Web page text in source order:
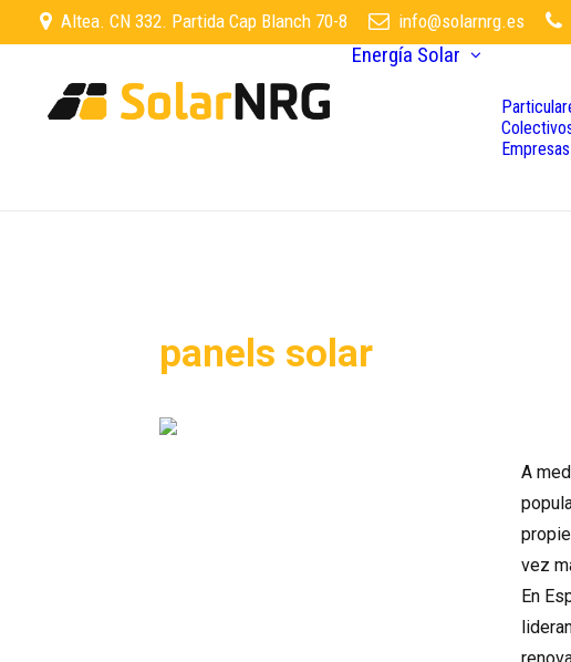
Altea. CN 332. Partida Cap Blanch 70-8 info@solarnrg.es
Energía Solar
Empresas
panels solar
A
vez
En